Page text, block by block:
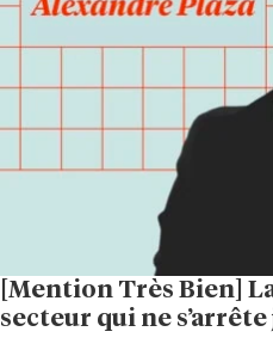
[Mention Très Bien]
secteur qui ne s’arrête